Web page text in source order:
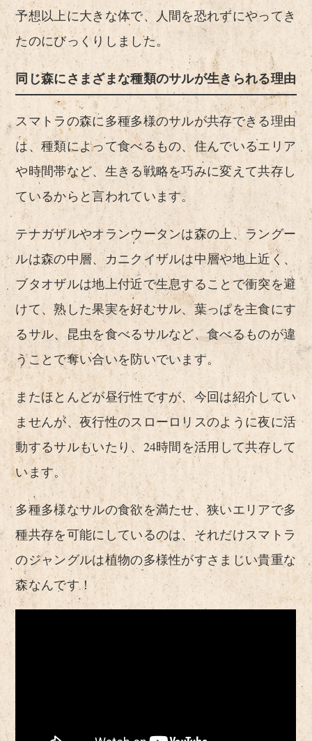
予想以上に大きな体で、人間を恐れずにやってき
たのにびっくりしました。
同じ森にさまざまな種類のサルが生きられる理由
スマトラの森に多種多様のサルが共存できる理由
は、種類によって食べるもの、住んでいるエリア
や時間帯など、生きる戦略を巧みに変えて共存し
ているからと言われています。
テナガザルやオランウータンは森の上、ラングー
ルは森の中層、カニクイザルは中層や地上近く、
ブタオザルは地上付近で生息することで衝突を避
けて、熟した果実を好むサル、葉っぱを主食にす
るサル、昆虫を食べるサルなど、食べるものが違
うことで奪い合いを防いでいます。
またほとんどが昼行性ですが、今回は紹介してい
ませんが、夜行性のスローロリスのように夜に活
動するサルもいたり、24時間を活用して共存して
います。
多種多様なサルの食欲を満たせ、狭いエリアで多
種共存を可能にしているのは、それだけスマトラ
のジャングルは植物の多様性がすさまじい貴重な
森なんです！